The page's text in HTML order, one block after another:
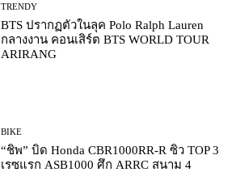
TRENDY
BTS ปรากฏตัวในลุค Polo Ralph Lauren
กลางงาน คอนเสิร์ต BTS WORLD TOUR
ARIRANG
BIKE
“ชิพ” บิด Honda CBR1000RR-R ซิว TOP 3
เรซแรก ASB1000 ศึก ARRC สนาม 4